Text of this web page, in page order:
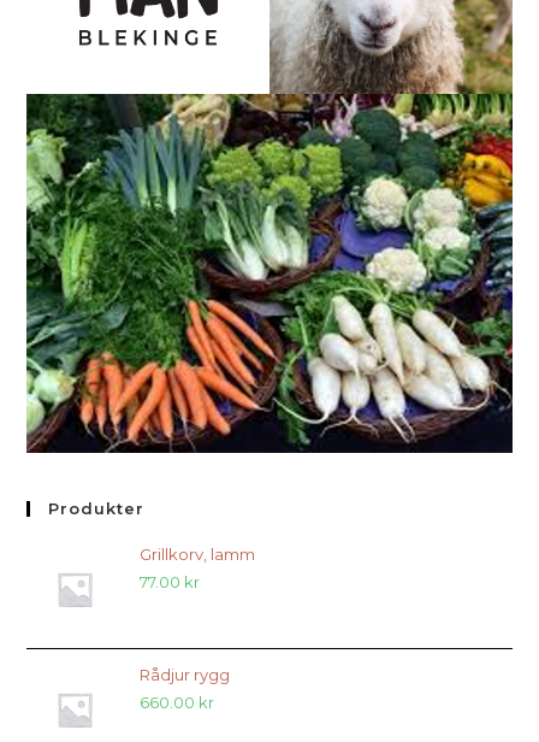
Produkter
Grillkorv, lamm
77.00 kr
Rådjur rygg
660.00 kr